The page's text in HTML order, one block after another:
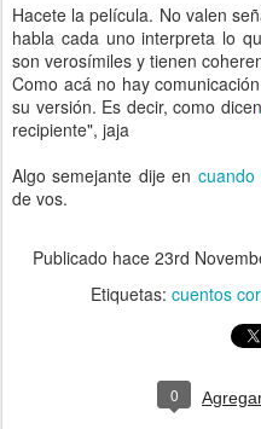
Hacete la película. No valen
habla cada uno interpreta lo
son verosímiles y tienen
Como acá no hay
su versión. Es decir, como dicen
recipiente", jaja
Algo semejante dije en
de vos.
Publicado hace 23rd
Etiquetas: cuentos
0